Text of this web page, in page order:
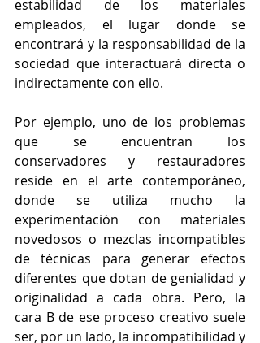
estabilidad de los materiales
empleados, el lugar donde se
encontrará y la responsabilidad de la
sociedad que interactuará directa o
indirectamente con ello.
Por ejemplo, uno de los problemas
que se encuentran los
conservadores y restauradores
reside en el arte contemporáneo,
donde se utiliza mucho la
experimentación con materiales
novedosos o mezclas incompatibles
de técnicas para generar efectos
diferentes que dotan de genialidad y
originalidad a cada obra. Pero, la
cara B de ese proceso creativo suele
ser, por un lado, la incompatibilidad y